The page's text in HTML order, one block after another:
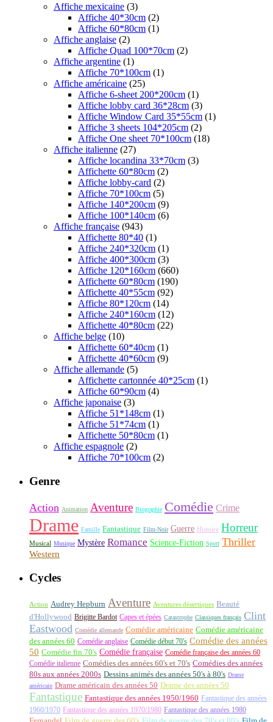
Affiche mexicaine (3)
Affiche 40*30cm (2)
Affiche 60*80cm (1)
Affiche anglaise (2)
Affiche Quad 100*70cm (2)
Affiche argentine (1)
Affiche 70*100cm (1)
Affiche américaine (25)
Affiche 6-sheet 200*200cm (1)
Affiche lobby card 36*28cm (3)
Affiche Window Card 35*55cm (1)
Affiche 3 sheets 104*205cm (2)
Affiche One sheet 70*100cm (18)
Affiche italienne (27)
Affiche locandina 33*70cm (3)
Affichette 60*80cm (2)
Affiche lobby-card (2)
Affiche 70*100cm (5)
Affiche 140*200cm (9)
Affiche 100*140cm (6)
Affiche française (943)
Affichette 80*40 (1)
Affiche 240*320cm (1)
Affiche 400*300cm (3)
Affiche 120*160cm (660)
Affichette 60*80cm (190)
Affichette 40*55cm (92)
Affiche 80*120cm (14)
Affiche 240*160cm (12)
Affichette 40*80cm (22)
Affiche belge (10)
Affichette 60*40cm (1)
Affichette 40*60cm (9)
Affiche allemande (5)
Affichette cartonnée 40*25cm (1)
Affiche 60*90cm (4)
Affiche japonaise (3)
Affiche 51*148cm (1)
Affiche 51*74cm (1)
Affichette 50*80cm (1)
Affiche espagnole (2)
Affiche 70*100cm (2)
Genre
Action Animation Aventure Biographie Comédie Crime
Drame Famille Fantastique Film-Noir Guerre Histoire Horreur
Musical Musique Mystère Romance Science-Fiction Sport Thriller
Western
Cycles
Action Audrey Hepburn Aventure Aventures désertiques Beauté
d'Hollywood Brigitte Bardot Capes et épées Catastrophe Classiques français Clint
Eastwood Comédie allemande Comédie américaine Comédie américaine
des années 60 Comédie anglaise Comédie début 70's Comédie des années
50 Comédie fin 70's Comédie française Comédie française des années 60
Comédie italienne Comédies des années 60's et 70's Comédies des années
80s aux années 2000s Dessins animés des années 50's à 80's Drame
américain Drame américain des années 50 Drame des années 50
Fantastique Fantastique des années 1950/1960 Fantastique des années
1960/1970 Fantastique des années 1970/1980 Fantastique des années 1980